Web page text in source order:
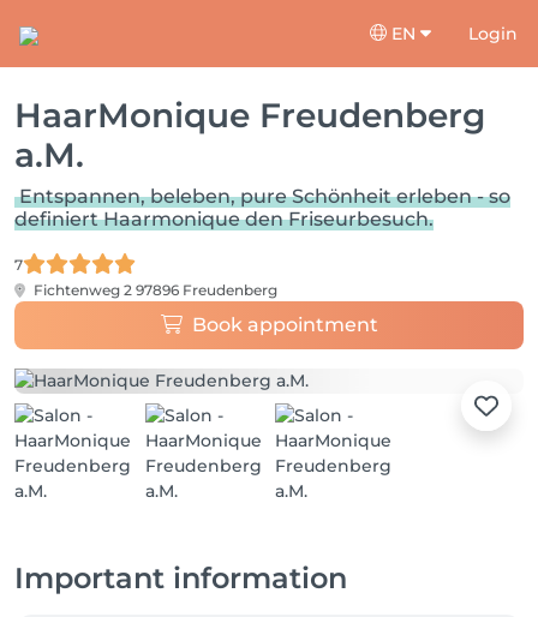
EN Login
HaarMonique Freudenberg
a.M.
Entspannen, beleben, pure Schönheit erleben - so
definiert Haarmonique den Friseurbesuch.
7
Fichtenweg 2 97896 Freudenberg
Book appointment
Important information